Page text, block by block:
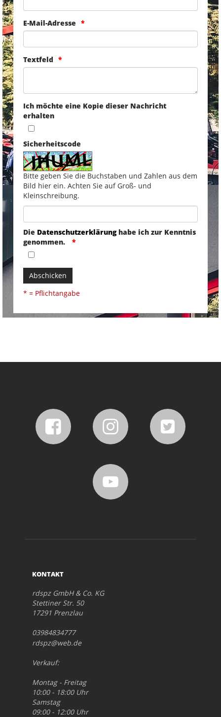
E-Mail-Adresse
Textfeld
Ich möchte eine Kopie dieser Nachricht
erhalten
Sicherheitscode
Bitte geben Sie die Buchstaben und Zahlen aus dem
Bild hier ein. Achten Sie auf Groß- und
Kleinschreibung.
Die Datenschutzerklärunghabe ich zur Kenntnis
genommen.
Abschicken
* = Pflichtangabe
KONTAKT
rdspz GmbH & Co. KG
Stettiner Str. 50
17291 Prenzlau
03984834777
rdspz@web.de
Verkauf:
Montag - Freitag
10:00 - 18:00 Uhr
Samstag
09:00 - 12:00 Uhr